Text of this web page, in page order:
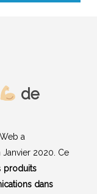
de
a
2020. Ce
produits
dans